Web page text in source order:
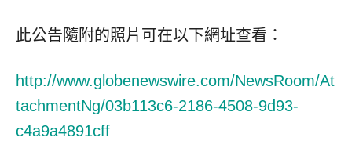
此公告隨附的照片可在以下網址查看：
http://www.globenewswire.com/NewsRoom/At
tachmentNg/03b113c6-2186-4508-9d93-
c4a9a4891cff